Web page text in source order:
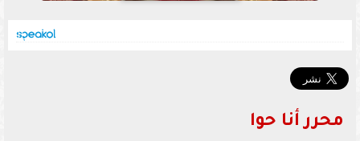
محرر أنا حوا